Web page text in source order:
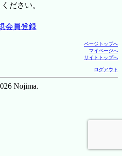
ださい。
会員登録
ページトップへ
マイページへ
サイトトップへ
ログアウト
Nojima.